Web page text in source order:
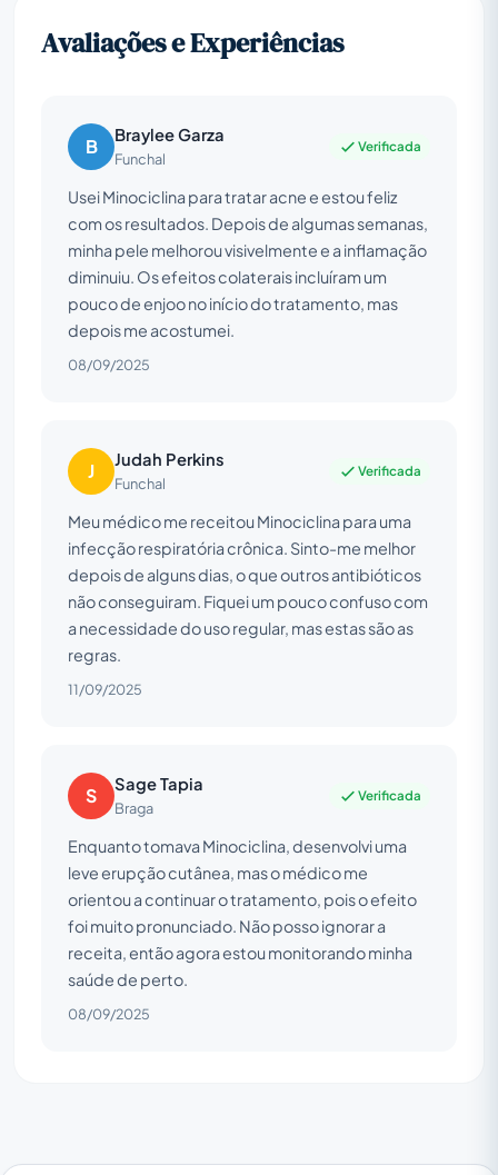
Avaliações e Experiências
B Braylee Garza
Funchal
Verificada
Usei Minociclina para tratar acne e estou feliz
com os resultados. Depois de algumas semanas,
minha pele melhorou visivelmente e a inflamação
diminuiu. Os efeitos colaterais incluíram um
pouco de enjoo no início do tratamento, mas
depois me acostumei.
08/09/2025
J Judah Perkins
Funchal
Verificada
Meu médico me receitou Minociclina para uma
infecção respiratória crônica. Sinto-me melhor
depois de alguns dias, o que outros antibióticos
não conseguiram. Fiquei um pouco confuso com
a necessidade do uso regular, mas estas são as
regras.
11/09/2025
S Sage Tapia
Braga
Verificada
Enquanto tomava Minociclina, desenvolvi uma
leve erupção cutânea, mas o médico me
orientou a continuar o tratamento, pois o efeito
foi muito pronunciado. Não posso ignorar a
receita, então agora estou monitorando minha
saúde de perto.
08/09/2025